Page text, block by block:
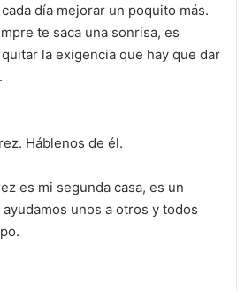
día mejorar un poquito más.
te saca una sonrisa, es
la exigencia que hay que dar
Háblenos de él.
es mi segunda casa, es un
unos a otros y todos